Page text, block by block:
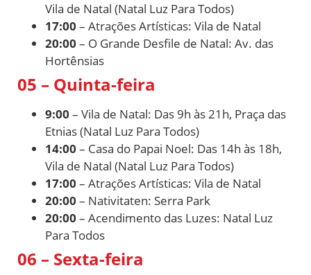
Vila de Natal (Natal Luz Para Todos)
17:00 – Atrações Artísticas: Vila de Natal
20:00 – O Grande Desfile de Natal: Av. das
Hortênsias
05 – Quinta-feira
9:00 – Vila de Natal: Das 9h às 21h, Praça das
Etnias (Natal Luz Para Todos)
14:00 – Casa do Papai Noel: Das 14h às 18h,
Vila de Natal (Natal Luz Para Todos)
17:00 – Atrações Artísticas: Vila de Natal
20:00 – Nativitaten: Serra Park
20:00 – Acendimento das Luzes: Natal Luz
Para Todos
06 – Sexta-feira